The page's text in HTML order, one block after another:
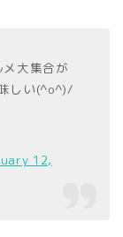
大集合が
しい(^o^)/
12,